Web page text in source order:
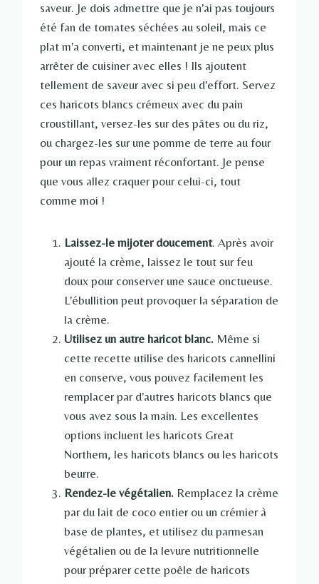
saveur. Je dois admettre que je n'ai pas toujours
été fan de tomates séchées au soleil, mais ce
plat m'a converti, et maintenant je ne peux plus
arrêter de cuisiner avec elles ! Ils ajoutent
tellement de saveur avec si peu d'effort. Servez
ces haricots blancs crémeux avec du pain
croustillant, versez-les sur des pâtes ou du riz,
ou chargez-les sur une pomme de terre au four
pour un repas vraiment réconfortant. Je pense
que vous allez craquer pour celui-ci, tout
comme moi !
Laissez-le mijoter doucement. Après avoir
ajouté la crème, laissez le tout sur feu
doux pour conserver une sauce onctueuse.
L'ébullition peut provoquer la séparation de
la crème.
Utilisez un autre haricot blanc. Même si
cette recette utilise des haricots cannellini
en conserve, vous pouvez facilement les
remplacer par d'autres haricots blancs que
vous avez sous la main. Les excellentes
options incluent les haricots Great
Northern, les haricots blancs ou les haricots
beurre.
Rendez-le végétalien. Remplacez la crème
par du lait de coco entier ou un crémier à
base de plantes, et utilisez du parmesan
végétalien ou de la levure nutritionnelle
pour préparer cette poêle de haricots